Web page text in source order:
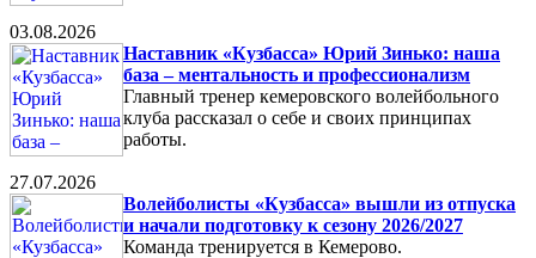
03.08.2026
Наставник «Кузбасса» Юрий Зинько: наша
база – ментальность и профессионализм
Главный тренер кемеровского волейбольного
клуба рассказал о себе и своих принципах
работы.
27.07.2026
Волейболисты «Кузбасса» вышли из отпуска
и начали подготовку к сезону 2026/2027
Команда тренируется в Кемерово.